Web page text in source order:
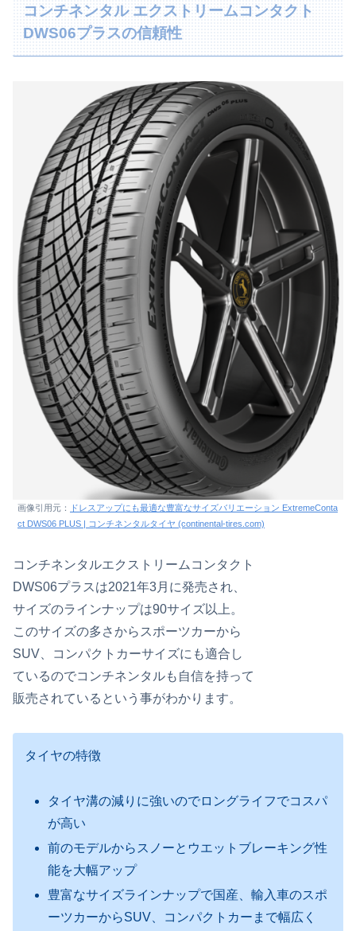
コンチネンタル エクストリームコンタクト
DWS06プラスの信頼性
画像引用元：
ドレスアップにも最適な豊富なサイズバリエーション ExtremeConta
ct DWS06 PLUS | コンチネンタルタイヤ (continental-tires.com)
コンチネンタルエクストリームコンタクト
DWS06プラスは2021年3月に発売され、
サイズのラインナップは90サイズ以上。
このサイズの多さからスポーツカーから
SUV、コンパクトカーサイズにも適合し
ているのでコンチネンタルも自信を持って
販売されているという事がわかります。
タイヤの特徴
タイヤ溝の減りに強いのでロングライフでコスパ
が高い
前のモデルからスノーとウエットブレーキング性
能を大幅アップ
豊富なサイズラインナップで国産、輸入車のスポ
ーツカーからSUV、コンパクトカーまで幅広く